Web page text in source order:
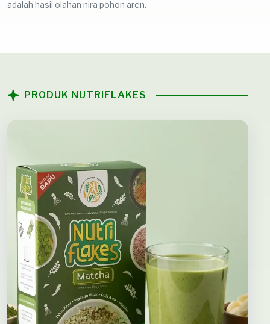
adalah hasil olahan nira pohon aren.
PRODUK NUTRIFLAKES